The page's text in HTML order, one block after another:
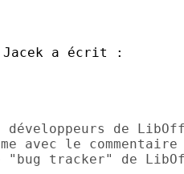
de
avec le commentaire
"bug tracker" de